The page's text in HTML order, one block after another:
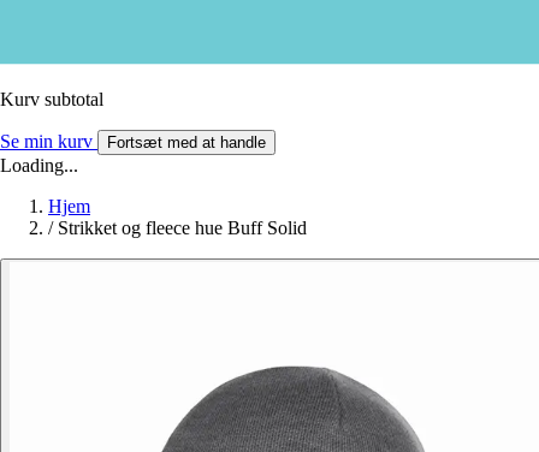
Kurv subtotal
Se min kurv Fortsæt med at handle
Loading...
Hjem
/ Strikket og fleece hue Buff Solid